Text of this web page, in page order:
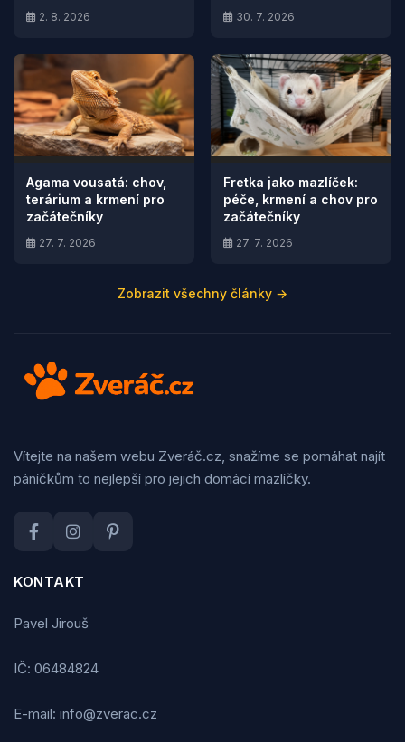
2. 8. 2026 30. 7. 2026
Agama vousatá: chov,
terárium a krmení pro
začátečníky
27. 7. 2026
Fretka jako mazlíček:
péče, krmení a chov pro
začátečníky
27. 7. 2026
Zobrazit všechny články →
Vítejte na našem webu Zveráč.cz, snažíme se pomáhat najít
páníčkům to nejlepší pro jejich domácí mazlíčky.
KONTAKT
Pavel Jirouš
IČ: 06484824
E-mail: info@zverac.cz